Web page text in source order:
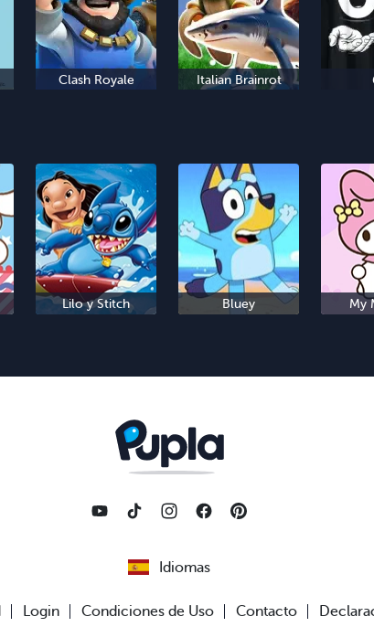
Clash Royale Italian Brainrot
Lilo y Stitch Bluey My
Idiomas
Login Condiciones de Uso Contacto